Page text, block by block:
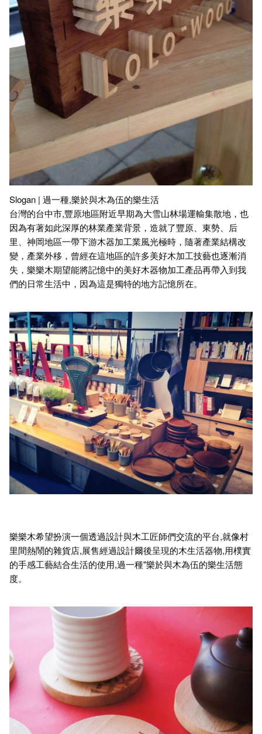
Slogan | 過一種,樂於與木為伍的樂生活
台灣的台中市,豐原地區附近早期為大雪山林場運輸集散地，也
因為有著如此深厚的林業產業背景，造就了豐原、東勢、后
里、神岡地區一帶下游木器加工業風光極時，隨著產業結構改
變，產業外移，曾經在這地區的許多美好木加工技藝也逐漸消
失，樂樂木期望能將記憶中的美好木器物加工產品再帶入到我
們的日常生活中，因為這是獨特的地方記憶所在。
樂樂木希望扮演一個透過設計與木工匠師們交流的平台,就像村
里間熱鬧的雜貨店,展售經過設計爾後呈現的木生活器物,用樸實
的手感工藝結合生活的使用,過一種"樂於與木為伍的樂生活態
度。